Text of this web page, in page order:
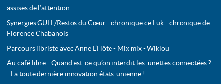
assises de l’attention
Synergies GULL/Restos du Cœur - chronique de Luk - chronique de
Florence Chabanois
Parcours libriste avec Anne L’Hôte - Mix mix - Wiklou
Au café libre - Quand est-ce qu’on interdit les lunettes connectées ?
- La toute dernière innovation états-unienne !